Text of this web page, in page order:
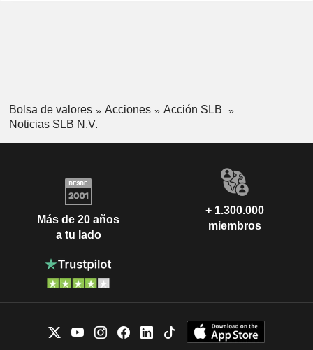
Bolsa de valores Acciones
Acción SLB
Noticias SLB N.V.
Más de 20 años
a tu lado
+ 1.300.000
miembros